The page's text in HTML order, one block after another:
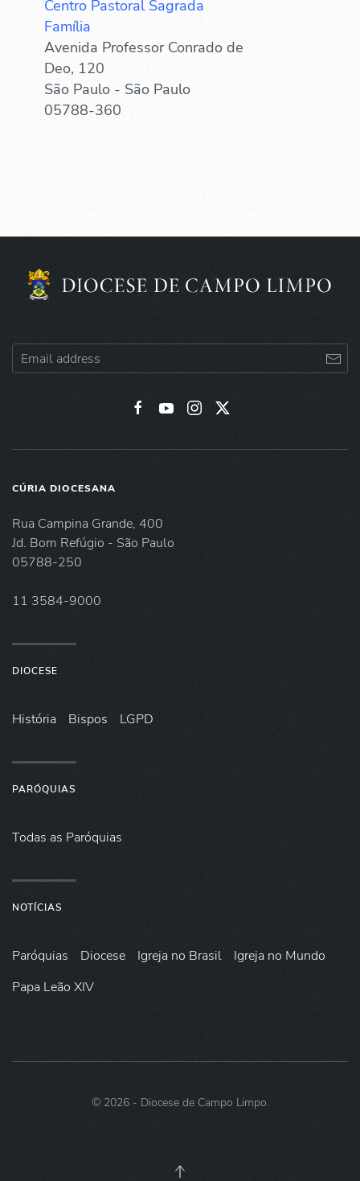
Centro Pastoral Sagrada
Família
Avenida Professor Conrado de
Deo, 120
São Paulo - São Paulo
05788-360
CÚRIA DIOCESANA
Rua Campina Grande, 400
Jd. Bom Refúgio - São Paulo
05788-250
11 3584-9000
DIOCESE
História Bispos LGPD
PARÓQUIAS
Todas as Paróquias
NOTÍCIAS
Paróquias Diocese Igreja no Brasil
Igreja no Mundo
Papa Leão XIV
© 2026- Diocese de Campo Limpo.